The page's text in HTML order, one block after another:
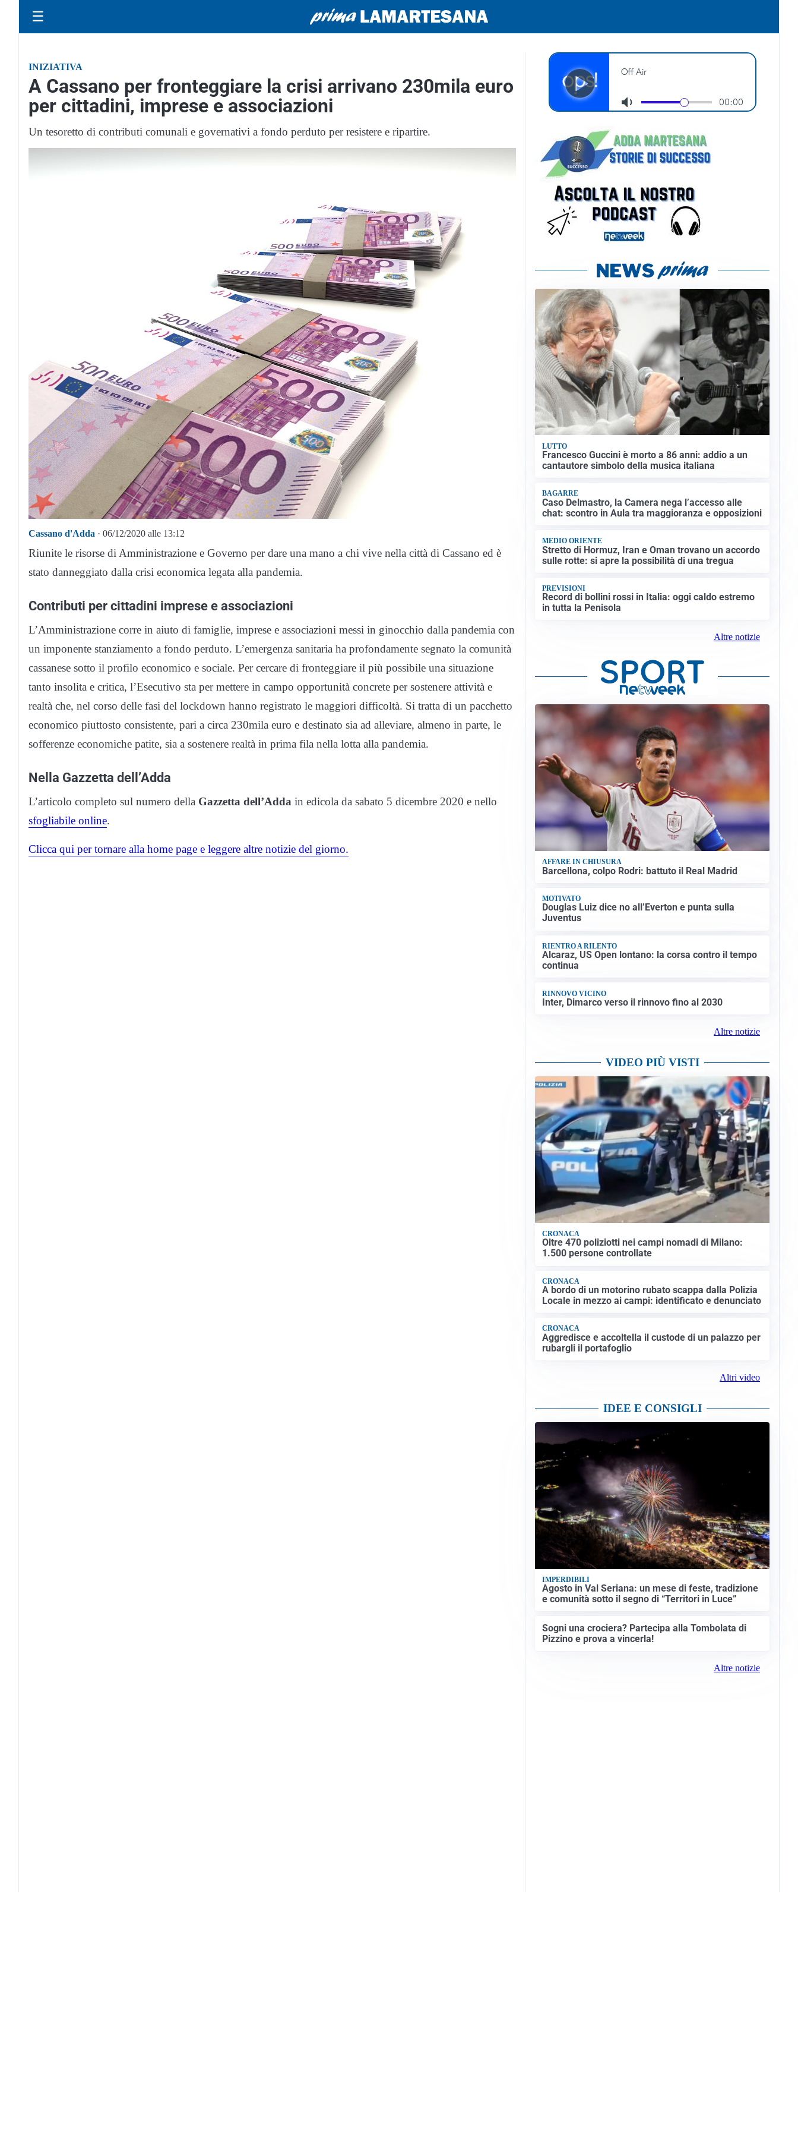
☰
INIZIATIVA
A Cassano per fronteggiare la crisi arrivano 230mila euro
per cittadini, imprese e associazioni
Un tesoretto di contributi comunali e governativi a fondo perduto per resistere e ripartire.
Cassano d'Adda · 06/12/2020 alle 13:12
Riunite le risorse di Amministrazione e Governo per dare una mano a chi vive nella città di Cassano ed è
stato danneggiato dalla crisi economica legata alla pandemia.
Contributi per cittadini imprese e associazioni
L’Amministrazione corre in aiuto di famiglie, imprese e associazioni messi in ginocchio dalla pandemia con
un imponente stanziamento a fondo perduto. L’emergenza sanitaria ha profondamente segnato la comunità
cassanese sotto il profilo economico e sociale. Per cercare di fronteggiare il più possibile una situazione
tanto insolita e critica, l’Esecutivo sta per mettere in campo opportunità concrete per sostenere attività e
realtà che, nel corso delle fasi del lockdown hanno registrato le maggiori difficoltà. Si tratta di un pacchetto
economico piuttosto consistente, pari a circa 230mila euro e destinato sia ad alleviare, almeno in parte, le
sofferenze economiche patite, sia a sostenere realtà in prima fila nella lotta alla pandemia.
Nella Gazzetta dell’Adda
L’articolo completo sul numero della Gazzetta dell’Adda in edicola da sabato 5 dicembre 2020 e nello
sfogliabile online.
Clicca qui per tornare alla home page e leggere altre notizie del giorno.
LUTTO
Francesco Guccini è morto a 86 anni: addio a un
cantautore simbolo della musica italiana
BAGARRE
Caso Delmastro, la Camera nega l’accesso alle
chat: scontro in Aula tra maggioranza e opposizioni
MEDIO ORIENTE
Stretto di Hormuz, Iran e Oman trovano un accordo
sulle rotte: si apre la possibilità di una tregua
PREVISIONI
Record di bollini rossi in Italia: oggi caldo estremo
in tutta la Penisola
Altre notizie
AFFARE IN CHIUSURA
Barcellona, colpo Rodri: battuto il Real Madrid
MOTIVATO
Douglas Luiz dice no all’Everton e punta sulla
Juventus
RIENTRO A RILENTO
Alcaraz, US Open lontano: la corsa contro il tempo
continua
RINNOVO VICINO
Inter, Dimarco verso il rinnovo fino al 2030
Altre notizie
VIDEO PIÙ VISTI
CRONACA
Oltre 470 poliziotti nei campi nomadi di Milano:
1.500 persone controllate
CRONACA
A bordo di un motorino rubato scappa dalla Polizia
Locale in mezzo ai campi: identificato e denunciato
CRONACA
Aggredisce e accoltella il custode di un palazzo per
rubargli il portafoglio
Altri video
IDEE E CONSIGLI
IMPERDIBILI
Agosto in Val Seriana: un mese di feste, tradizione
e comunità sotto il segno di “Territori in Luce”
Sogni una crociera? Partecipa alla Tombolata di
Pizzino e prova a vincerla!
Altre notizie